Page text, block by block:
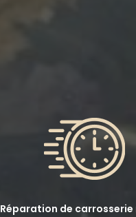
Réparation de